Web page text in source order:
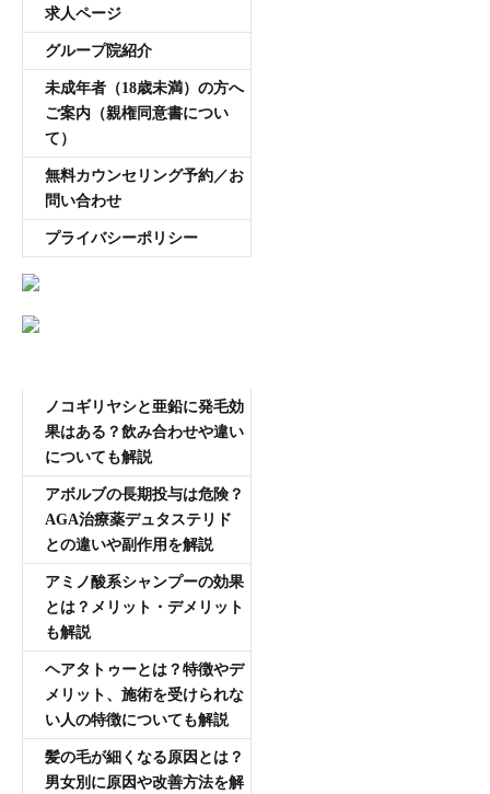
求人ページ
グループ院紹介
未成年者（18歳未満）の方へ
ご案内（親権同意書につい
て）
無料カウンセリング予約／お
問い合わせ
プライバシーポリシー
ノコギリヤシと亜鉛に発毛効
果はある？飲み合わせや違い
についても解説
アボルブの長期投与は危険？
AGA治療薬デュタステリド
との違いや副作用を解説
アミノ酸系シャンプーの効果
とは？メリット・デメリット
も解説
ヘアタトゥーとは？特徴やデ
メリット、施術を受けられな
い人の特徴についても解説
髪の毛が細くなる原因とは？
男女別に原因や改善方法を解